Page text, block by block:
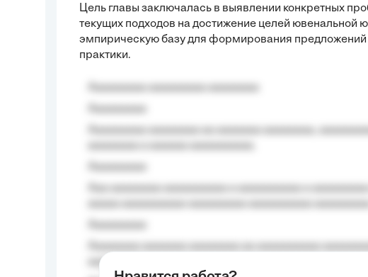
Цель главы заключалась в выявлении конкретных
текущих подходов на достижение целей ювенальной
эмпирическую базу для формирования предложений
практики.
aaaa aaaa.